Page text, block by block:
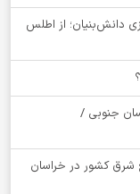
دانش‌بنیان؛ از اطلس
خراسان جنوبی /
شرق کشور در خراسان